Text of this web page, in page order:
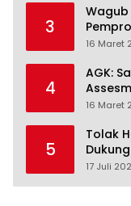
3
Wagub
16 Maret
4
AGK:
16 Maret
5
Tolak
17 Juli